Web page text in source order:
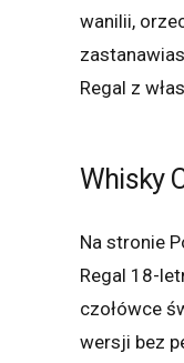
wanilii,
Regal z
Whisky
Na stronie
Regal 18-
czołówce
wersji bez